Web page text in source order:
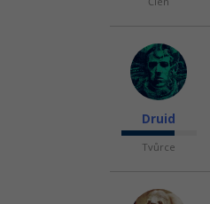
Druid
Tvůrce